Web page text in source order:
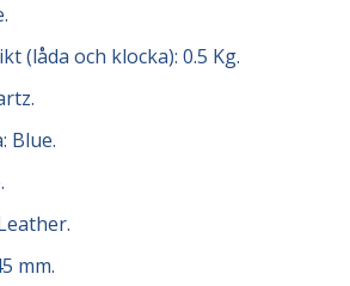
(låda och klocka): 0.5 Kg.
Blue.
mm.